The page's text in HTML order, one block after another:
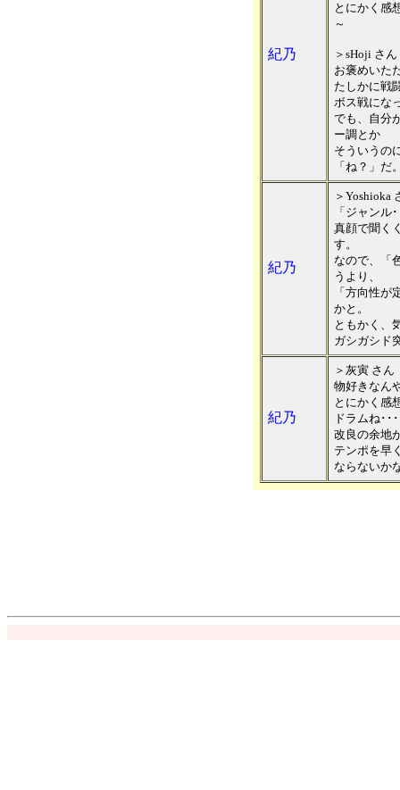
紀乃
とにかく感
～
＞sHoji さん
お褒めいた
たしかに戦
ボス戦にな
でも、自分
ー調とか
そういうの
「ね？」だ
紀乃
＞Yoshioka
「ジャンル
真顔で聞く
す。
なので、「
うより、
「方向性が
かと。
ともかく、
ガシガシド
紀乃
＞灰寅 さん
物好きなん
とにかく感
ドラムね･･
改良の余地
テンポを早
ならないか